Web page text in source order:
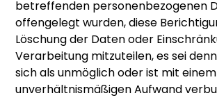
betreffenden personenbezogenen
offengelegt wurden, diese
Löschung der Daten oder
Verarbeitung mitzuteilen, es sei
sich als unmöglich oder ist mit einem
unverhältnismäßigen Aufwand